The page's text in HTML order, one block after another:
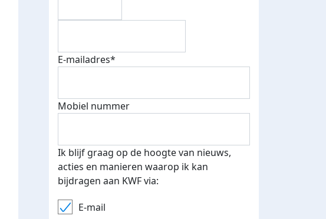
E-mailadres*
Mobiel nummer
Ik blijf graag op de hoogte van nieuws,
acties en manieren waarop ik kan
bijdragen aan KWF via:
E-mail